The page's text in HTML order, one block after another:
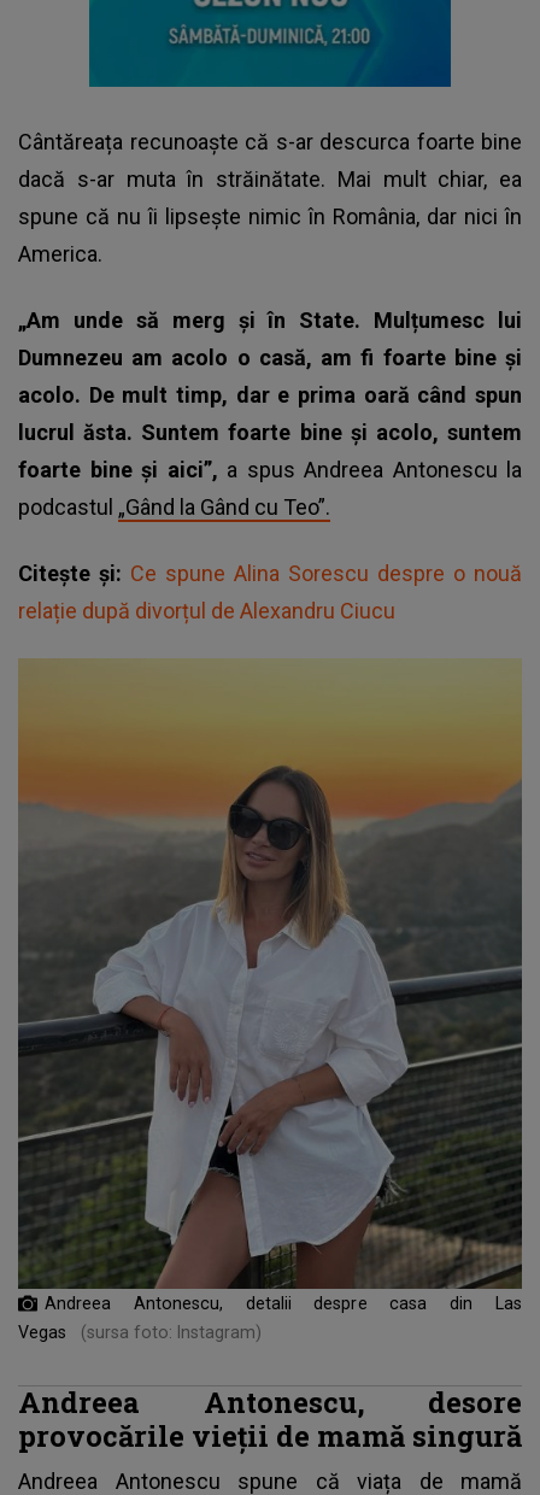
Cântăreața recunoaște că s-ar descurca foarte bine
dacă s-ar muta în străinătate. Mai mult chiar, ea
spune că nu îi lipsește nimic în România, dar nici în
America.
„Am unde să merg și în State. Mulțumesc lui
Dumnezeu am acolo o casă, am fi foarte bine și
acolo. De mult timp, dar e prima oară când spun
lucrul ăsta. Suntem foarte bine și acolo, suntem
foarte bine și aici”, a spus Andreea Antonescu la
podcastul „Gând la Gând cu Teo”.
Citește și: Ce spune Alina Sorescu despre o nouă
relație după divorțul de Alexandru Ciucu
Andreea Antonescu, detalii despre casa din Las
Vegas
(sursa foto: Instagram)
Andreea Antonescu, desore
provocările vieții de mamă singură
Andreea Antonescu spune că viața de mamă